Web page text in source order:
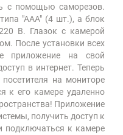
с помощью саморезов.
"ААА" (4 шт.), а блок
В. Глазок с камерой
После установки всех
приложение на свой
в интернет. Теперь
на мониторе
к его камере удаленно
Приложение
получить доступ к
подключаться к камере